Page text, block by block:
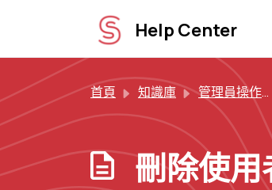
Help Center
首頁 知識庫 管理員操作指南
刪除使用